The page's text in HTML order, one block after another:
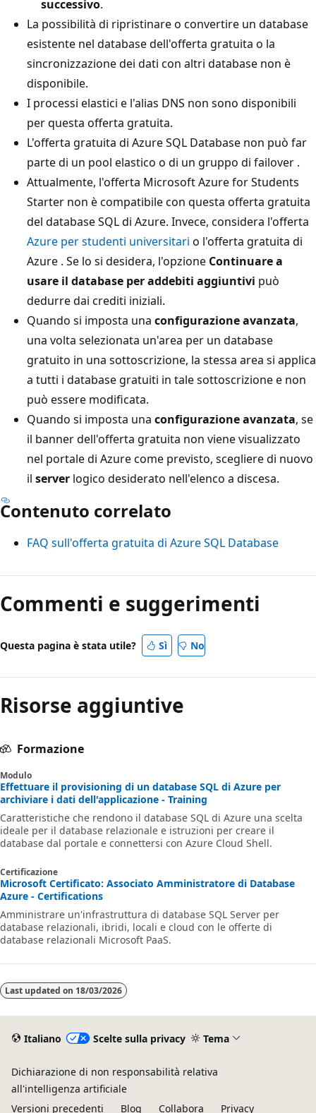
successivo.
La possibilità di ripristinare o convertire un database
esistente nel database dell'offerta gratuita o la
sincronizzazione dei dati con altri database non è
disponibile.
I processi elastici e l'alias DNS non sono disponibili
per questa offerta gratuita.
L'offerta gratuita di Azure SQL Database non può far
parte di un pool elastico o di un gruppo di failover .
Attualmente, l'offerta Microsoft Azure for Students
Starter non è compatibile con questa offerta gratuita
del database SQL di Azure. Invece, considera l'offerta
Azure per studenti universitari o l'offerta gratuita di
Azure . Se lo si desidera, l'opzione Continuare a
usare il database per addebiti aggiuntivi può
dedurre dai crediti iniziali.
Quando si imposta una configurazione avanzata,
una volta selezionata un'area per un database
gratuito in una sottoscrizione, la stessa area si applica
a tutti i database gratuiti in tale sottoscrizione e non
può essere modificata.
Quando si imposta una configurazione avanzata, se
il banner dell'offerta gratuita non viene visualizzato
nel portale di Azure come previsto, scegliere di nuovo
il server logico desiderato nell'elenco a discesa.
Contenuto correlato
FAQ sull'offerta gratuita di Azure SQL Database
Commenti e suggerimenti
Questa pagina è stata utile? Sì No
Risorse aggiuntive
Formazione
Modulo
Effettuare il provisioning di un database SQL di Azure per
archiviare i dati dell'applicazione - Training
Caratteristiche che rendono il database SQL di Azure una scelta
ideale per il database relazionale e istruzioni per creare il
database dal portale e connettersi con Azure Cloud Shell.
Certificazione
Microsoft Certificato: Associato Amministratore di Database
Azure - Certifications
Amministrare un'infrastruttura di database SQL Server per
database relazionali, ibridi, locali e cloud con le offerte di
database relazionali Microsoft PaaS.
Last updated on 18/03/2026
Italiano Scelte sulla privacy Tema
Dichiarazione di non responsabilità relativa
all'intelligenza artificiale
Versioni precedenti
Blog Collabora Privacy